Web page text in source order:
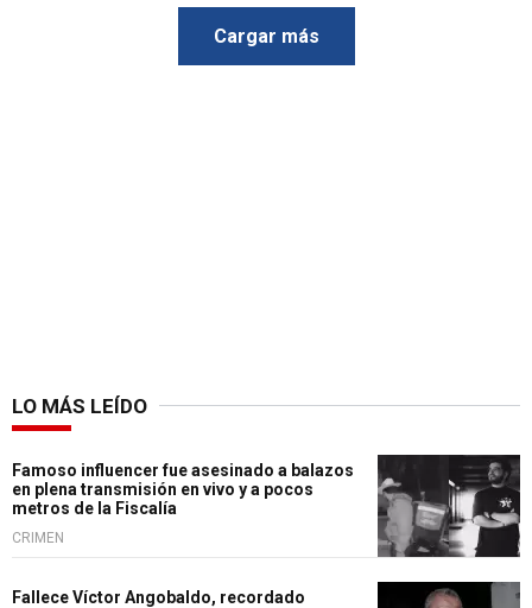
Cargar más
LO MÁS LEÍDO
Famoso influencer fue asesinado a balazos
en plena transmisión en vivo y a pocos
metros de la Fiscalía
CRIMEN
Fallece Víctor Angobaldo, recordado